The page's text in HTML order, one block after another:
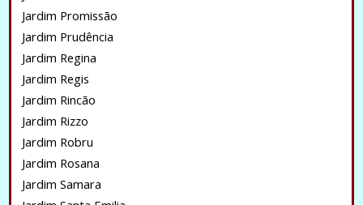
Jardim Promissão
Jardim Prudência
Jardim Regina
Jardim Regis
Jardim Rincão
Jardim Rizzo
Jardim Robru
Jardim Rosana
Jardim Samara